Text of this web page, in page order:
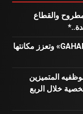
والقطاع
مستشفى مصر للطيران تجدد اعتماد «GAHAR» وتعزز مكانتها
المتميزين
خلال الربع